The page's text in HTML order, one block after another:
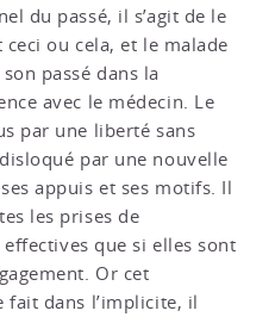
du passé, il s’agit de le
ou cela, et le malade
passé dans la
avec le médecin. Le
par une liberté sans
par une nouvelle
appuis et ses motifs. Il
les prises de
que si elles sont
Or cet
fait dans l’implicite, il